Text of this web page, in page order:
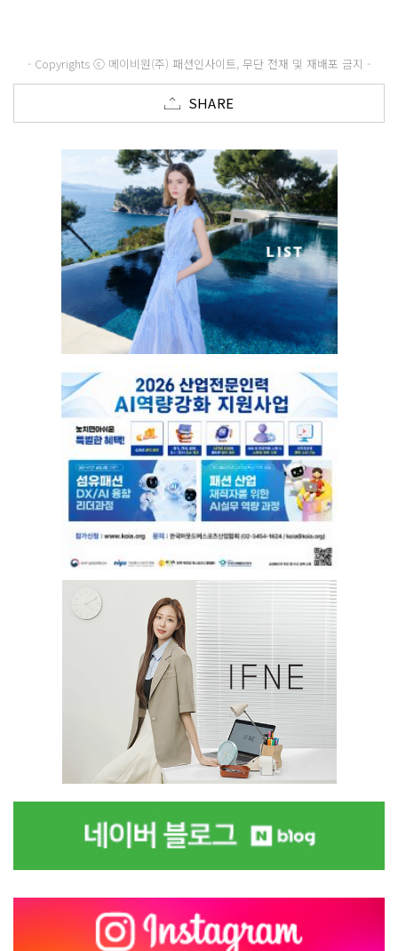
- Copyrights ⓒ 메이비원(주) 패션인사이트, 무단 전재 및 재배포 금지 -
SHARE